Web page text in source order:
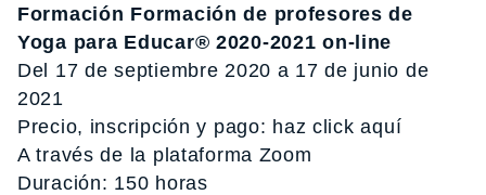
Formación Formación de profesores de
Yoga para Educar® 2020-2021 on-line
Del 17 de septiembre 2020 a 17 de junio de
2021
Precio, inscripción y pago: haz click aquí
A través de la plataforma Zoom
Duración: 150 horas